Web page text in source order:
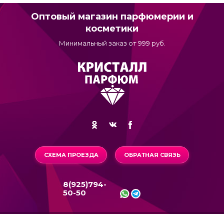
Оптовый магазин парфюмерии и
косметики
Минимальный заказ от 999 руб.
СХЕМА ПРОЕЗДА ОБРАТНАЯ СВЯЗЬ
8(925)794-
50-50